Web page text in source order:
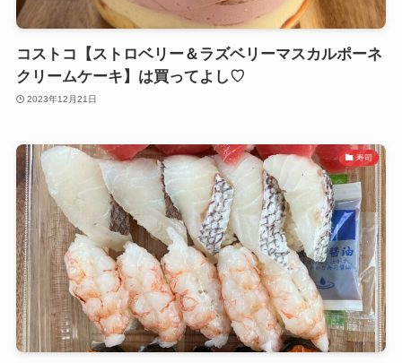
コストコ【ストロベリー＆ラズベリーマスカルポーネ
クリームケーキ】は買ってよし♡
2023年12月21日
寿司